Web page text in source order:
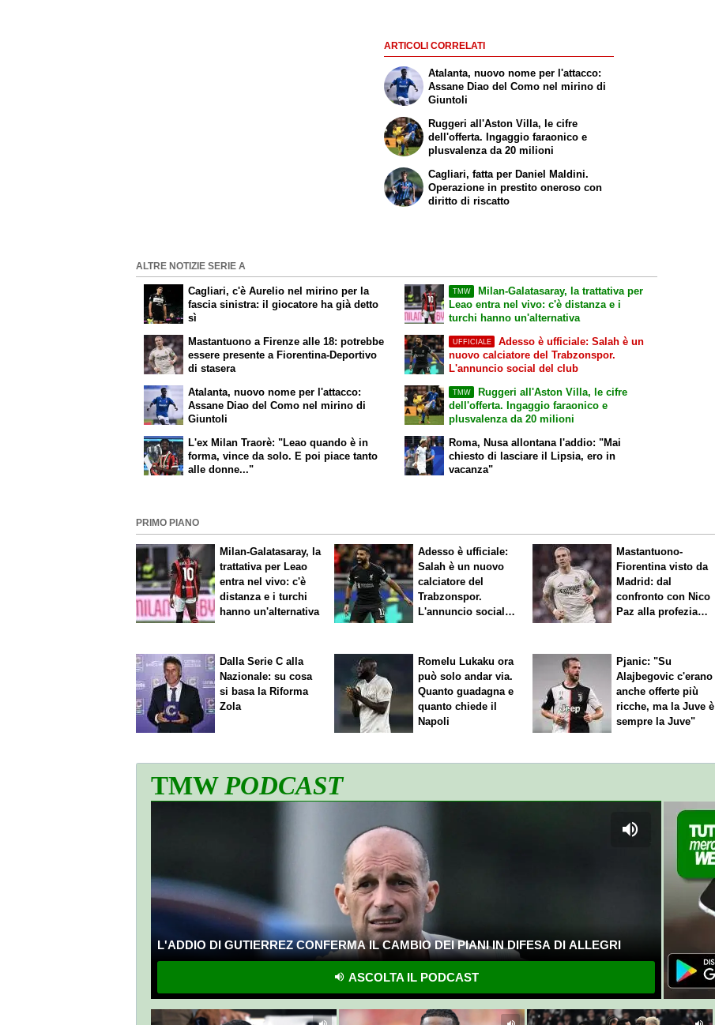
ARTICOLI CORRELATI
Atalanta, nuovo nome per l'attacco:
Assane Diao del Como nel mirino di
Giuntoli
Ruggeri all'Aston Villa, le cifre
dell'offerta. Ingaggio faraonico e
plusvalenza da 20 milioni
Cagliari, fatta per Daniel Maldini.
Operazione in prestito oneroso con
diritto di riscatto
ALTRE NOTIZIE SERIE A
Cagliari, c'è Aurelio nel mirino per la
fascia sinistra: il giocatore ha già detto
sì
Mastantuono a Firenze alle 18: potrebbe
essere presente a Fiorentina-Deportivo
di stasera
TMW
Milan-Galatasaray, la trattativa per
Leao entra nel vivo: c'è distanza e i
turchi hanno un'alternativa
UFFICIALE
Adesso è ufficiale: Salah è un
nuovo calciatore del Trabzonspor.
L'annuncio social del club
Atalanta, nuovo nome per l'attacco:
Assane Diao del Como nel mirino di
Giuntoli
L'ex Milan Traorè: "Leao quando è in
forma, vince da solo. E poi piace tanto
alle donne..."
TMW
Ruggeri all'Aston Villa, le cifre
dell'offerta. Ingaggio faraonico e
plusvalenza da 20 milioni
Roma, Nusa allontana l'addio: "Mai
chiesto di lasciare il Lipsia, ero in
vacanza"
PRIMO PIANO
Milan-Galatasaray, la
trattativa per Leao
entra nel vivo: c'è
distanza e i turchi
hanno un'alternativa
Adesso è ufficiale:
Salah è un nuovo
calciatore del
Trabzonspor.
L'annuncio social
Mastantuono-
Fiorentina visto da
Madrid: dal
confronto con Nico
Paz alla profezia
Dalla Serie C alla
Nazionale: su cosa
si basa la Riforma
Zola
Romelu Lukaku ora
può solo andar via.
Quanto guadagna e
quanto chiede il
Napoli
Pjanic: "Su
Alajbegovic c'erano
anche offerte più
ricche, ma la Juve è
sempre la Juve"
TMWPODCAST
L'ADDIO DI GUTIERREZ CONFERMA IL CAMBIO DEI PIANI IN DIFESA DI ALLEGRI
ASCOLTA IL PODCAST